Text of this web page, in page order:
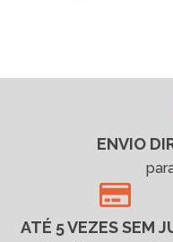
ENVIO
ATÉ 5 VEZES SEM